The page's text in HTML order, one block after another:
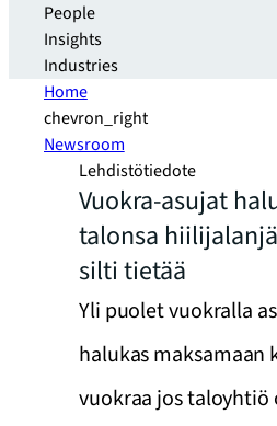
People
Insights
Industries
Home
chevron_right
Newsroom
Lehdistötiedote
Vuokra-asujat
talonsa
silti tietää
Yli puolet vuokralla
halukas maksamaan
vuokraa jos taloyhtiö